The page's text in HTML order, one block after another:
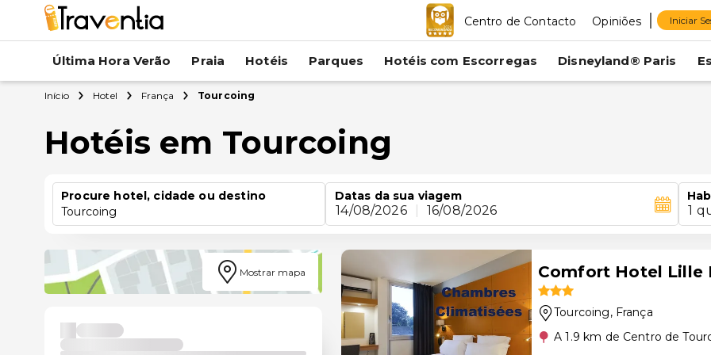
Centro de Contacto Opiniões Iniciar
Última Hora Verão Praia Hotéis Parques Hotéis com Escorregas Disneyland® Paris
Início Hotel França Tourcoing
Hotéis em Tourcoing
Procure hotel, cidade ou destino
Tourcoing
Datas da sua viagem
14/08/2026 16/08/2026 1
Mostrar mapa Comfort Hotel Lille
Tourcoing, França
A 1.9 km de Centro de